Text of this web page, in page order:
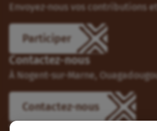
Envoyez-nous vos contributions
Participer
Contactez-nous
À Nogent-sur-Marne,
Contactez-nous